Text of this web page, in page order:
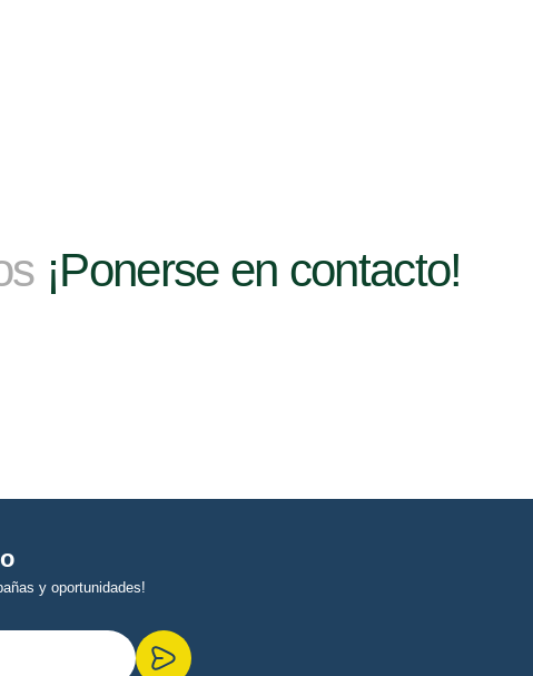
¡Ponerse en contacto!
y oportunidades!